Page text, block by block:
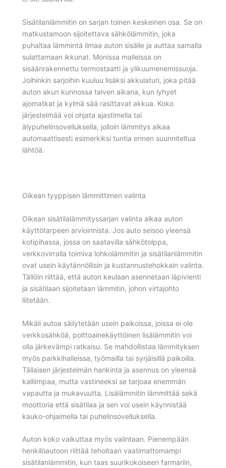
Sisätilanlämmitin on sarjan toinen keskeinen osa. Se on
matkustamoon sijoitettava sähkölämmitin, joka
puhaltaa lämmintä ilmaa auton sisälle ja auttaa samalla
sulattamaan ikkunat. Monissa malleissa on
sisäänrakennettu termostaatti ja ylikuumenemissuoja.
Joihinkin sarjoihin kuuluu lisäksi akkulaturi, joka pitää
auton akun kunnossa talven aikana, kun lyhyet
ajomatkat ja kylmä sää rasittavat akkua. Koko
järjestelmää voi ohjata ajastimella tai
älypuhelinsovelluksella, jolloin lämmitys alkaa
automaattisesti esimerkiksi tuntia ennen suunniteltua
lähtöä.
Oikean tyyppisen lämmittimen valinta
Oikean sisätilalämmityssarjan valinta alkaa auton
käyttötarpeen arvioinnista. Jos auto seisoo yleensä
kotipihassa, jossa on saatavilla sähkötolppa,
verkkovirralla toimiva lohkolämmitin ja sisätilanlämmitin
ovat usein käytännöllisin ja kustannustehokkain valinta.
Tällöin riittää, että auton keulaan asennetaan läpivienti
ja sisätilaan sijoitetaan lämmitin, johon virtajohto
liitetään.
Mikäli autoa säilytetään usein paikoissa, joissa ei ole
verkkosähköä, polttoainekäyttöinen lisälämmitin voi
olla järkevämpi ratkaisu. Se mahdollistaa lämmityksen
myös parkkihalleissa, työmailla tai syrjäisillä paikoilla.
Tällaisen järjestelmän hankinta ja asennus on yleensä
kalliimpaa, mutta vastineeksi se tarjoaa enemmän
vapautta ja mukavuutta. Lisälämmitin lämmittää sekä
moottoria että sisätilaa ja sen voi usein käynnistää
kauko-ohjaimella tai puhelinsovelluksella.
Auton koko vaikuttaa myös valintaan. Pienempään
henkilöautoon riittää teholtaan vaatimattomampi
sisätilanlämmitin, kun taas suurikokoiseen farmariin,